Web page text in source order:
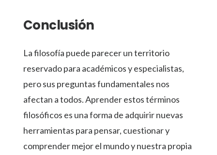
Conclusión
La filosofía puede parecer un territorio
reservado para académicos y especialistas,
pero sus preguntas fundamentales nos
afectan a todos. Aprender estos términos
filosóficos es una forma de adquirir nuevas
herramientas para pensar, cuestionar y
comprender mejor el mundo y nuestra propia